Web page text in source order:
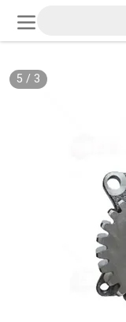
3
/
5